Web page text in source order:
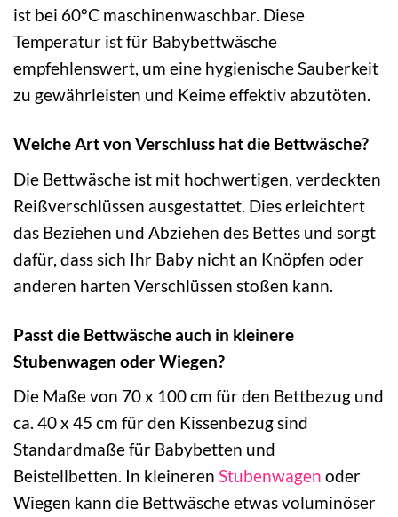
ist bei 60°C maschinenwaschbar. Diese
Temperatur ist für Babybettwäsche
empfehlenswert, um eine hygienische Sauberkeit
zu gewährleisten und Keime effektiv abzutöten.
Welche Art von Verschluss hat die Bettwäsche?
Die Bettwäsche ist mit hochwertigen, verdeckten
Reißverschlüssen ausgestattet. Dies erleichtert
das Beziehen und Abziehen des Bettes und sorgt
dafür, dass sich Ihr Baby nicht an Knöpfen oder
anderen harten Verschlüssen stoßen kann.
Passt die Bettwäsche auch in kleinere
Stubenwagen oder Wiegen?
Die Maße von 70 x 100 cm für den Bettbezug und
ca. 40 x 45 cm für den Kissenbezug sind
Standardmaße für Babybetten und
Beistellbetten. In kleineren Stubenwagen oder
Wiegen kann die Bettwäsche etwas voluminöser